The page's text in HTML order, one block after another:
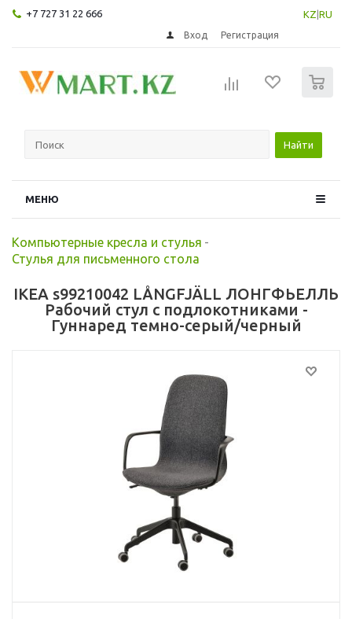
+7 727 31 22 666 KZ RU
Вход Регистрация
Найти
МЕНЮ
Компьютерные кресла и стулья -
Стулья для письменного стола
IKEA s99210042 LÅNGFJÄLL ЛОНГФЬЕЛЛЬ
Рабочий стул с подлокотниками -
Гуннаред темно-серый/черный